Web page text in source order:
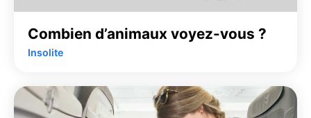
Combien d’animaux voyez-vous ?
Insolite